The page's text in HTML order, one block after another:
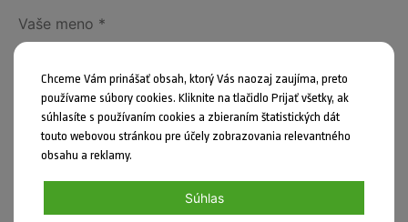
Chceme Vám prinášať obsah, ktorý Vás naozaj zaujíma, preto
používame súbory cookies. Kliknite na tlačidlo Prijať všetky, ak
súhlasíte s používaním cookies a zbieraním štatistických dát
touto webovou stránkou pre účely zobrazovania relevantného
obsahu a reklamy.
Súhlas